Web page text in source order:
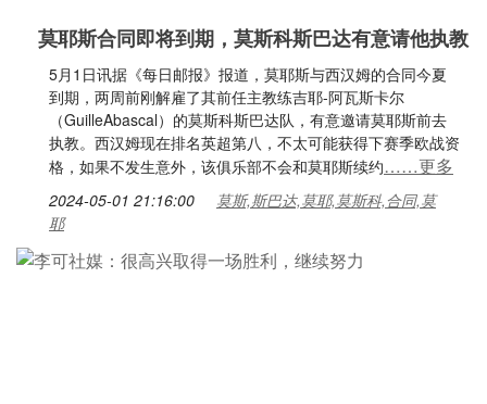
莫耶斯合同即将到期，莫斯科斯巴达有意请他执教
5月1日讯据《每日邮报》报道，莫耶斯与西汉姆的合同今夏
到期，两周前刚解雇了其前任主教练吉耶-阿瓦斯卡尔
（GuilleAbascal）的莫斯科斯巴达队，有意邀请莫耶斯前去
执教。西汉姆现在排名英超第八，不太可能获得下赛季欧战资
格，如果不发生意外，该俱乐部不会和莫耶斯续约……更多
2024-05-01 21:16:00
莫斯,斯巴达,莫耶,莫斯科,合同,莫
耶